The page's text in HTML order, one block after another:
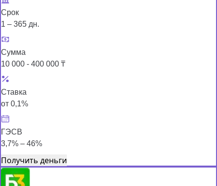
Срок
1 – 365 дн.
Сумма
10 000 - 400 000 ₸
Ставка
от 0,1%
ГЭСВ
3,7% – 46%
Получить деньги